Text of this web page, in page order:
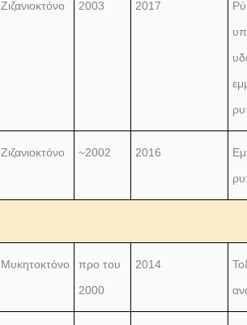
Ζιζανιοκτόνο 2003 2017
Ζιζανιοκτόνο ~2002 2016
Μυκητοκτόνο
προ του
2000
2014